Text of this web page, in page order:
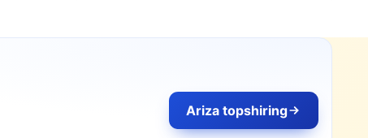
Ariza topshiring